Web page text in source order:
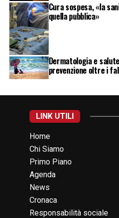
Cura sospesa, «la
quella pubblica»
Dermatologia e
prevenzione oltre i
LINK UTILI
Home
Chi Siamo
Primo Piano
Agenda
News
Cronaca
Responsabilità sociale